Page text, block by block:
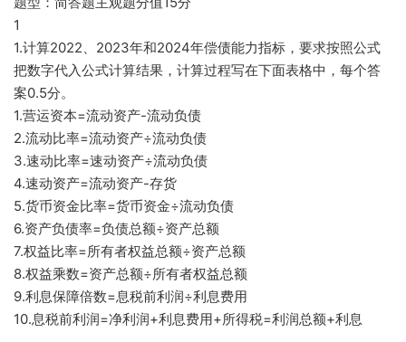
1
1.计算2022、2023年和2024年偿债能力指标，要求按照公式
把数字代入公式计算结果，计算过程写在下面表格中，每个答
案0.5分。
1.营运资本=流动资产-流动负债
2.流动比率=流动资产÷流动负债
3.速动比率=速动资产÷流动负债
4.速动资产=流动资产-存货
5.货币资金比率=货币资金÷流动负债
6.资产负债率=负债总额÷资产总额
7.权益比率=所有者权益总额÷资产总额
8.权益乘数=资产总额÷所有者权益总额
9.利息保障倍数=息税前利润÷利息费用
10.息税前利润=净利润+利息费用+所得税=利润总额+利息